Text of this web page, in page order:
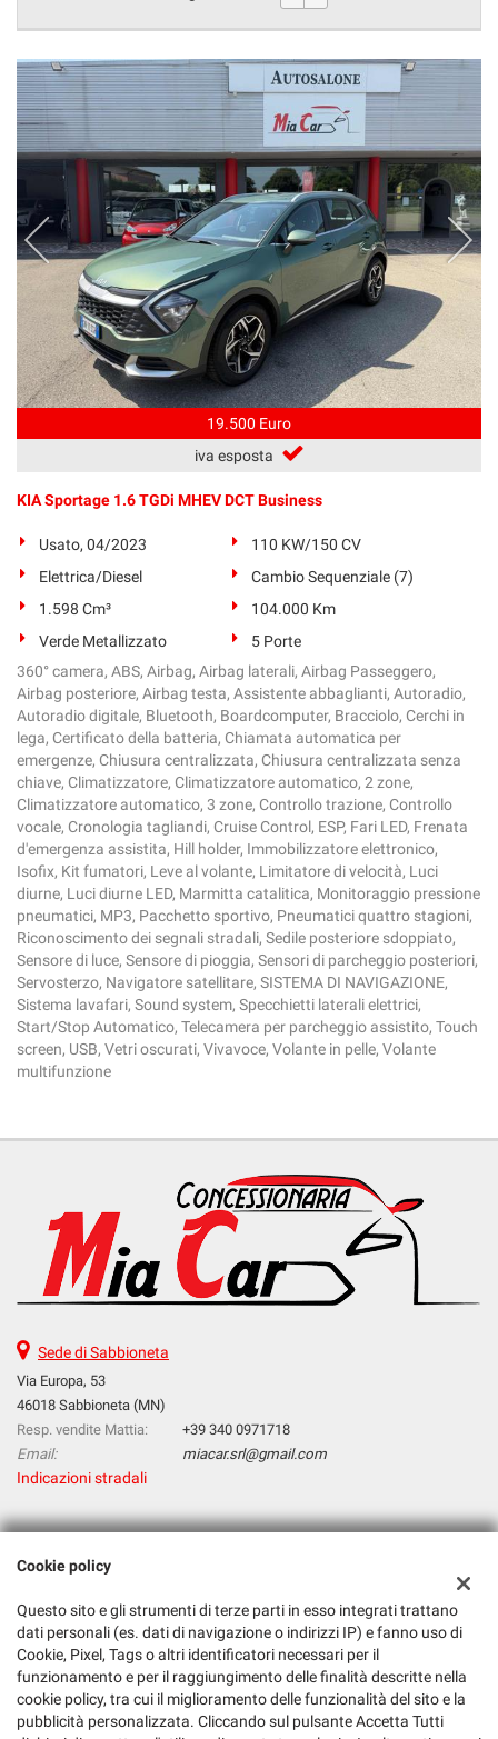
19.500 Euro
iva esposta
KIA Sportage 1.6 TGDi MHEV DCT Business
Usato, 04/2023
110 KW/150 CV
Elettrica/Diesel
Cambio Sequenziale (7)
1.598 Cm³
104.000 Km
Verde Metallizzato
5 Porte
360° camera, ABS, Airbag, Airbag laterali, Airbag Passeggero,
Airbag posteriore, Airbag testa, Assistente abbaglianti, Autoradio,
Autoradio digitale, Bluetooth, Boardcomputer, Bracciolo, Cerchi in
lega, Certificato della batteria, Chiamata automatica per
emergenze, Chiusura centralizzata, Chiusura centralizzata senza
chiave, Climatizzatore, Climatizzatore automatico, 2 zone,
Climatizzatore automatico, 3 zone, Controllo trazione, Controllo
vocale, Cronologia tagliandi, Cruise Control, ESP, Fari LED, Frenata
d'emergenza assistita, Hill holder, Immobilizzatore elettronico,
Isofix, Kit fumatori, Leve al volante, Limitatore di velocità, Luci
diurne, Luci diurne LED, Marmitta catalitica, Monitoraggio pressione
pneumatici, MP3, Pacchetto sportivo, Pneumatici quattro stagioni,
Riconoscimento dei segnali stradali, Sedile posteriore sdoppiato,
Sensore di luce, Sensore di pioggia, Sensori di parcheggio posteriori,
Servosterzo, Navigatore satellitare, SISTEMA DI NAVIGAZIONE,
Sistema lavafari, Sound system, Specchietti laterali elettrici,
Start/Stop Automatico, Telecamera per parcheggio assistito, Touch
screen, USB, Vetri oscurati, Vivavoce, Volante in pelle, Volante
multifunzione
Sede di Sabbioneta
Via Europa, 53
46018 Sabbioneta (MN)
Resp. vendite Mattia:
+39 340 0971718
Email:
miacar.srl@gmail.com
Indicazioni stradali
Dati fiscali:
Mia Car S.R.L.
Via Europa, 53, 46018, Sabbioneta (MN)
C.F/P.IVA:02526610205
Registro delle imprese:MN
Cookie policy
Questo sito e gli strumenti di terze parti in esso integrati trattano
dati personali (es. dati di navigazione o indirizzi IP) e fanno uso di
Cookie, Pixel, Tags o altri identificatori necessari per il
funzionamento e per il raggiungimento delle finalità descritte nella
cookie policy, tra cui il miglioramento delle funzionalità del sito e la
pubblicità personalizzata. Cliccando sul pulsante Accetta Tutti